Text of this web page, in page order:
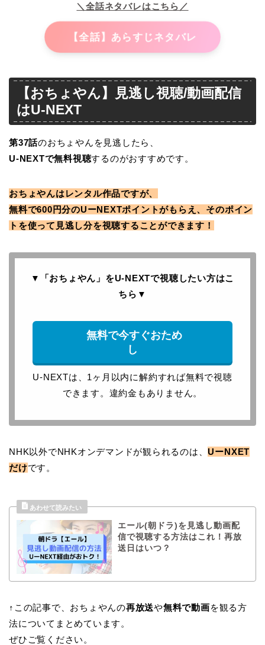
＼全話ネタバレはこちら／
【全話】あらすじネタバレ
【おちょやん】見逃し視聴/動画配信
はU-NEXT
第37話のおちょやんを見逃したら、
U-NEXTで無料視聴するのがおすすめです。
おちょやんはレンタル作品ですが、
無料で600円分のUーNEXTポイントがもらえ、そのポイン
トを使って見逃し分を視聴することができます！
▼「おちょやん」をU-NEXTで視聴したい方はこ
ちら ▼
無料で今すぐおため
し
U-NEXTは、1ヶ月以内に解約すれば無料で視聴
できます。違約金もありません。
NHK以外でNHKオンデマンドが観られるのは、UーNXET
だけです。
エール(朝ドラ)を見逃し動画配
信で視聴する方法はこれ！再放
送日はいつ？
↑この記事で、おちょやんの再放送や無料で動画を観る方
法についてまとめています。
ぜひご覧ください。